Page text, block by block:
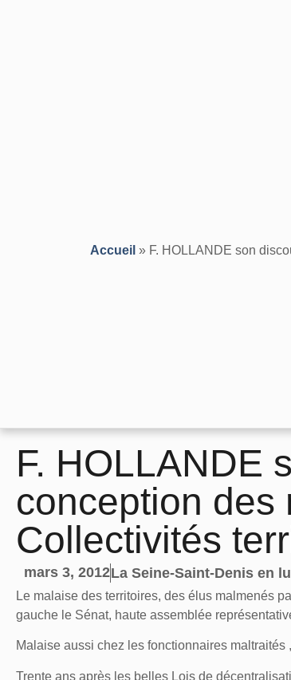
Accueil » F. HOLLANDE son
F. HOLLANDE
conception des
Collectivités
mars 3, 2012La Seine-Saint-Denis en
Le malaise des territoires, des élus malmenés
gauche le Sénat, haute assemblée
Malaise aussi chez les fonctionnaires
Trente ans après les belles Lois de